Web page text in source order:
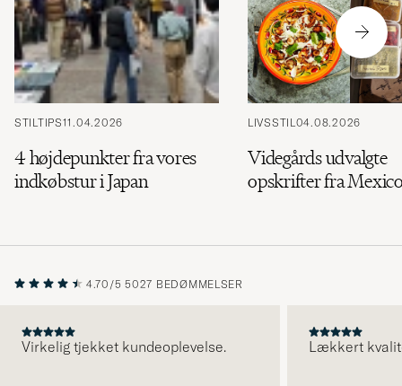
STILTIPS11.04.2026
4 højdepunkter fra vores
indkøbstur i Japan
LIVSSTIL04.08.2026
Videgårds udvalgte
opskrifter fra
4.70/5 5027 BEDØMMELSER
Virkelig tjekket kundeoplevelse. Lækkert